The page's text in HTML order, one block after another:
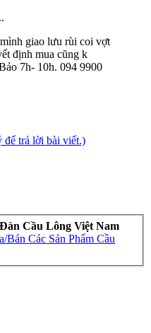
giao lưu rùi coi vợt
định mua cũng k
7h- 10h. 094 9900
để trả lời bài viết.)
Cầu Lông Việt Nam
Bán Các Sản Phẩm Cầu